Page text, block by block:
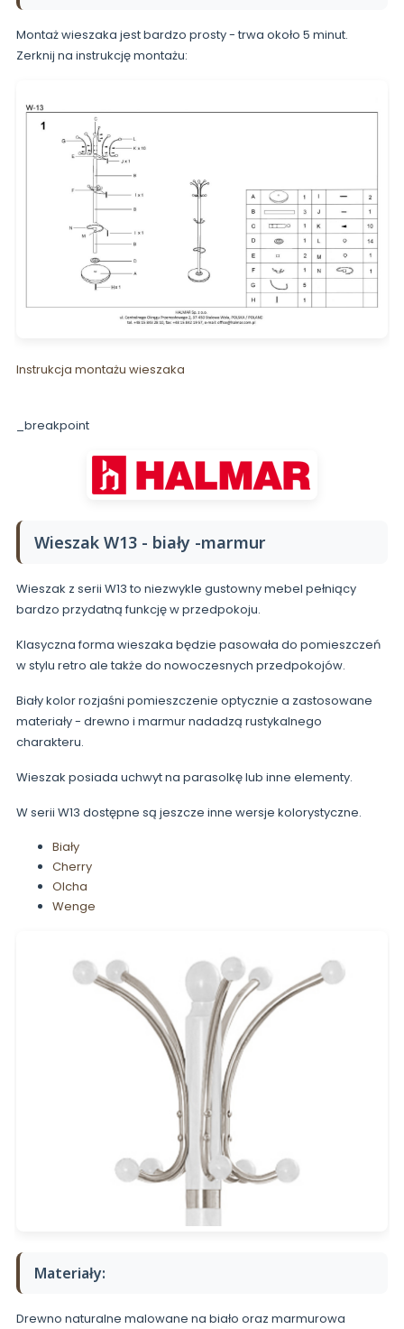
Montaż wieszaka jest bardzo prosty - trwa około 5 minut.
Zerknij na instrukcję montażu:
Instrukcja montażu wieszaka
_breakpoint
Wieszak W13 - biały -marmur
Wieszak z serii W13 to niezwykle gustowny mebel pełniący
bardzo przydatną funkcję w przedpokoju.
Klasyczna forma wieszaka będzie pasowała do pomieszczeń
w stylu retro ale także do nowoczesnych przedpokojów.
Biały kolor rozjaśni pomieszczenie optycznie a zastosowane
materiały - drewno i marmur nadadzą rustykalnego
charakteru.
Wieszak posiada uchwyt na parasolkę lub inne elementy.
W serii W13 dostępne są jeszcze inne wersje kolorystyczne.
Biały
Cherry
Olcha
Wenge
Materiały:
Drewno naturalne malowane na biało oraz marmurowa